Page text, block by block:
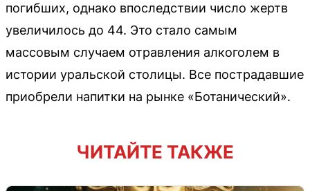
погибших, однако впоследствии число жертв
увеличилось до 44. Это стало самым
массовым случаем отравления алкоголем в
истории уральской столицы. Все пострадавшие
приобрели напитки на рынке «Ботанический».
ЧИТАЙТЕ ТАКЖЕ